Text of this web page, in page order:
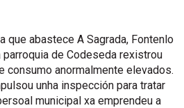
que abastece A Sagrada, Fontenlo
de Codeseda rexistrou
anormalmente elevados.
unha inspección para tratar
municipal xa emprendeu a